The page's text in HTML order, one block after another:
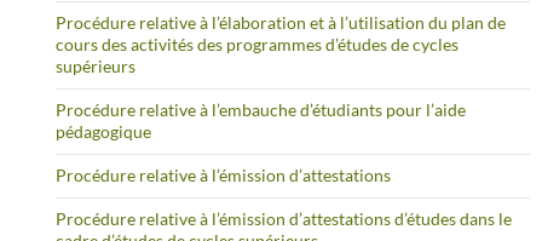
Procédure relative à l’élaboration et à l’utilisation du plan de
cours des activités des programmes d’études de cycles
supérieurs
Procédure relative à l’embauche d’étudiants pour l’aide
pédagogique
Procédure relative à l’émission d’attestations
Procédure relative à l’émission d’attestations d’études dans le